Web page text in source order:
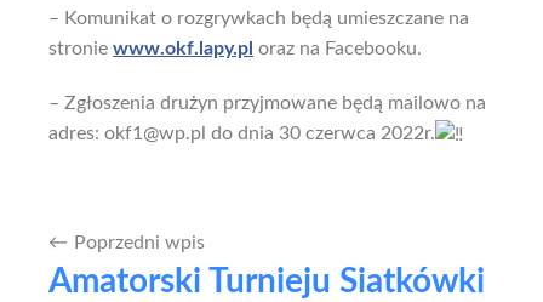
– Komunikat o rozgrywkach będą umieszczane na
stronie www.okf.lapy.pl oraz na Facebooku.
– Zgłoszenia drużyn przyjmowane będą mailowo na
adres: okf1@wp.pl do dnia 30 czerwca 2022r.
Nawigacja
Poprzedni wpis
Amatorski Turnieju Siatkówki